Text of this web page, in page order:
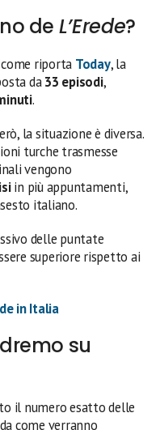
de L’Erede?
riporta Today, la
da33 episodi,
.
la situazione è diversa.
turche trasmesse
vengono
in più appuntamenti,
italiano.
delle puntate
superiore rispetto ai
in Italia
su
il numero esatto delle
come verranno